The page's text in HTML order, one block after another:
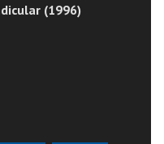
(1996)